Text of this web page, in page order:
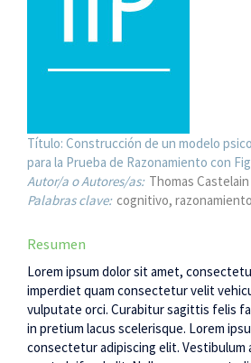
Título: Construcción de un modelo
para la Prueba de Razonamiento con
Autor/a o Autores/as: Thomas Castelain
Palabras clave: cognitivo razonamiento
Resumen
Lorem ipsum dolor sit amet,
imperdiet quam consectetur velit
vulputate orci. Curabitur sagittis felis
in pretium lacus scelerisque. Lorem
consectetur adipiscing elit. Vestibulum